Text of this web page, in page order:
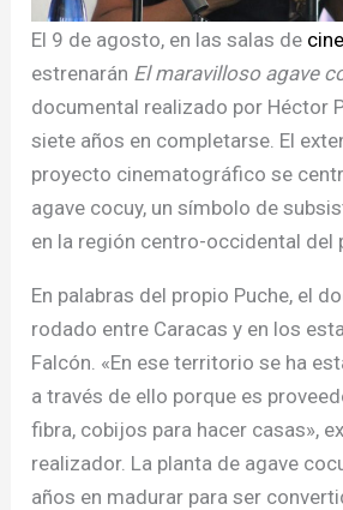
El 9 de agosto, en las salas de cine
estrenarán El maravilloso agave
documental realizado por Héctor
siete años en completarse. El
proyecto cinematográfico se
agave cocuy, un símbolo de
en la región centro-occidental del
En palabras del propio Puche, el
rodado entre Caracas y en los
Falcón. «En ese territorio se ha
a través de ello porque es
fibra, cobijos para hacer casas»,
realizador. La planta de agave
años en madurar para ser